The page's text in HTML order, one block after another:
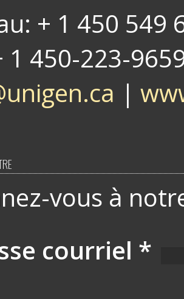
+ 1 450 549
1 450-223-
|
vous à
courriel *